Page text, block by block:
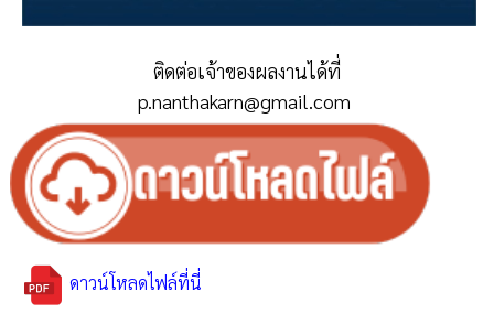
ติดต่อเจ้าของผลงานได้ที่
p.nanthakarn@gmail.com
ดาวน์โหลดไฟล์ที่นี่